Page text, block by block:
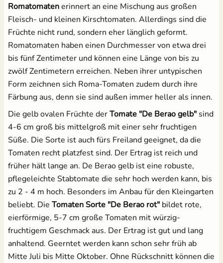
Romatomatenerinnert an eine Mischung aus großen
Fleisch- und kleinen Kirschtomaten. Allerdings sind die
Früchte nicht rund, sondern eher länglich geformt.
Romatomaten haben einen Durchmesser von etwa drei
bis fünf Zentimeter und können eine Länge von bis zu
zwölf Zentimetern erreichen. Neben ihrer untypischen
Form zeichnen sich Roma-Tomaten zudem durch ihre
Färbung aus, denn sie sind außen immer heller als innen.
Die gelb ovalen Früchte derTomate "De Berao gelb" sind
4-6 cm groß bis mittelgroß mit einer sehr fruchtigen
Süße. Die Sorte ist auch fürs Freiland geeignet, da die
Tomaten recht platzfest sind. Der Ertrag ist reich und
früher hält lange an. De Berao gelb ist eine robuste,
pflegeleichte Stabtomate die sehr hoch werden kann, bis
zu 2 - 4 m hoch. Besonders im Anbau für den Kleingarten
beliebt. Die Tomaten Sorte "De Berao rot" bildet rote,
eierförmige, 5-7 cm große Tomaten mit würzig-
fruchtigem Geschmack aus. Der Ertrag ist gut und lang
anhaltend. Geerntet werden kann schon sehr früh ab
Mitte Juli bis Mitte Oktober. Ohne Rückschnitt können die
Zuckermais
Zuckerschoten